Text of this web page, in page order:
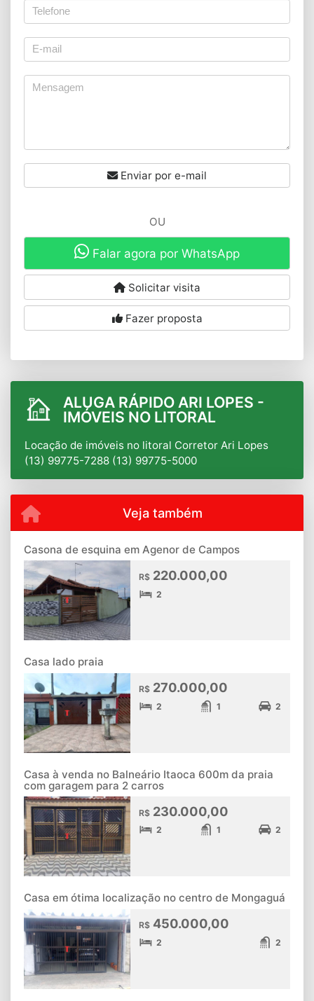
Enviar por e-mail
OU
Falar agora por WhatsApp
Solicitar visita
Fazer proposta
ALUGA RÁPIDO ARI LOPES -
IMÓVEIS NO LITORAL
Locação de imóveis no litoral Corretor Ari Lopes
(13) 99775-7288 (13) 99775-5000
Veja também
Casona de esquina em Agenor de Campos
R$ 220.000,00
2
Casa lado praia
R$ 270.000,00
2 1 2
Casa à venda no Balneário Itaoca 600m da praia
com garagem para 2 carros
R$ 230.000,00
2 1 2
Casa em ótima localização no centro de Mongaguá
R$ 450.000,00
2 2